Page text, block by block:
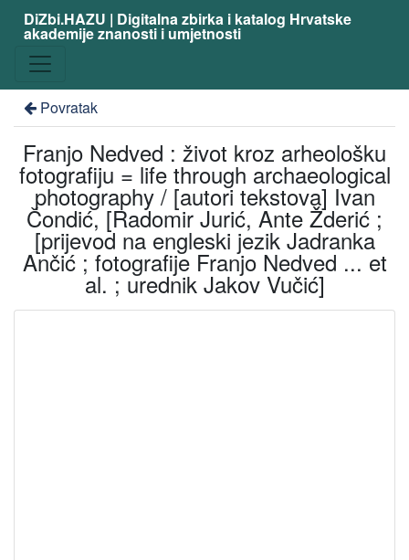
DiZbi.HAZU | Digitalna zbirka i katalog Hrvatske
akademije znanosti i umjetnosti
Povratak
Franjo Nedved : život kroz arheološku
fotografiju = life through archaeological
photography / [autori tekstova] Ivan
Čondić, [Radomir Jurić, Ante Žderić ;
[prijevod na engleski jezik Jadranka
Ančić ; fotografije Franjo Nedved ... et
al. ; urednik Jakov Vučić]